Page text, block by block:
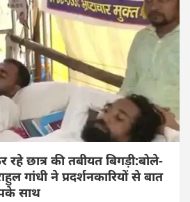
छात्र की तबीयत बिगड़ी:बोले-
गांधी ने प्रदर्शनकारियों से बात
साथ